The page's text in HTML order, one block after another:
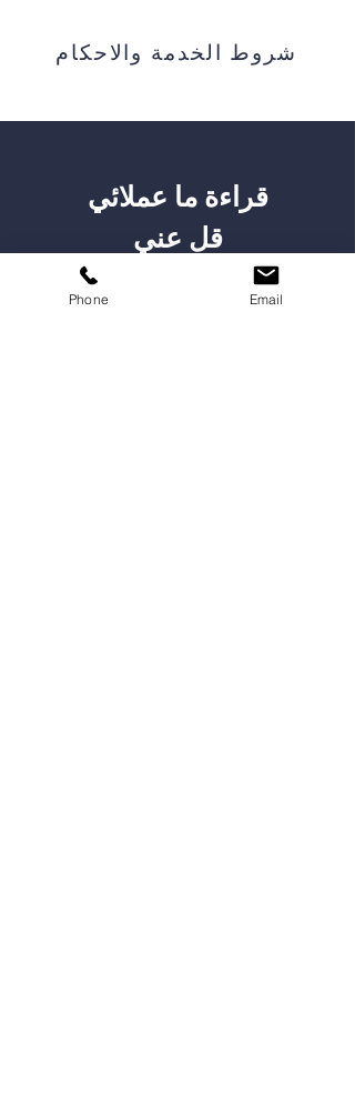
شروط الخدمة والاحكام
قراءة ما عملائي
قل عني
Phone Email